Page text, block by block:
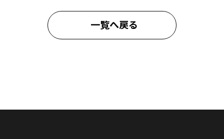
一覧へ戻る